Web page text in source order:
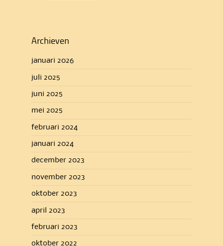
Archieven
januari 2026
juli 2025
juni 2025
mei 2025
februari 2024
januari 2024
december 2023
november 2023
oktober 2023
april 2023
februari 2023
oktober 2022